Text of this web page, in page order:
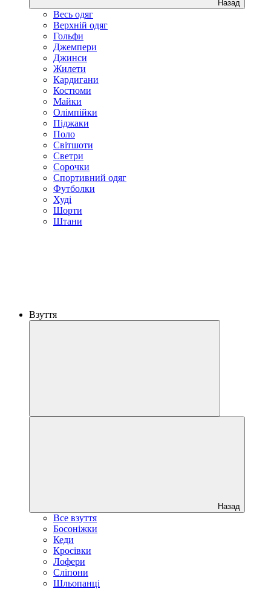
Назад
Весь одяг
Верхній одяг
Гольфи
Джемпери
Джинси
Жилети
Кардигани
Костюми
Майки
Олімпійки
Піджаки
Поло
Світшоти
Светри
Сорочки
Спортивний одяг
Футболки
Худі
Шорти
Штани
Взуття
Назад
Все взуття
Босоніжки
Кеди
Кросівки
Лофери
Сліпони
Шльопанці